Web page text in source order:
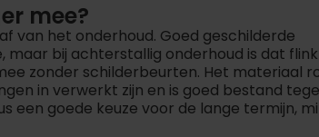
mee?
van het onderhoud. Goed geschilderde
maar bij achterstallig onderhoud is dat flink
zonder schilderbeurten. Het materiaal
in verwerkt zijn en is goed bestand
een goede keuze voor de lange termijn,